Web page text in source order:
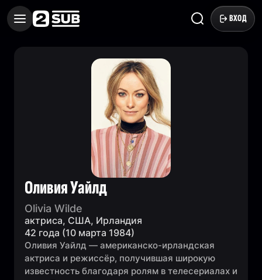
ВХОД
Оливия Уайлд
Olivia Wilde
актриса, США, Ирландия
42 года (10 марта 1984)
Оливия Уайлд — американско-ирландская
актриса и режиссёр, получившая широкую
известность благодаря ролям в телесериалах и